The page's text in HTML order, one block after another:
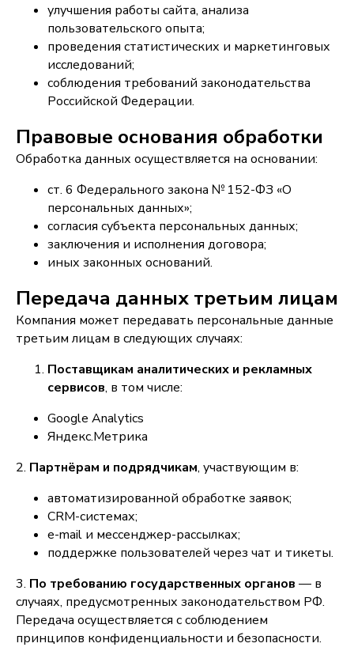
улучшения работы сайта, анализа
пользовательского опыта;
проведения статистических и маркетинговых
исследований;
соблюдения требований законодательства
Российской Федерации.
Правовые основания обработки
Обработка данных осуществляется на основании:
ст. 6 Федерального закона № 152-ФЗ «О
персональных данных»;
согласия субъекта персональных данных;
заключения и исполнения договора;
иных законных оснований.
Передача данных третьим лицам
Компания может передавать персональные данные
третьим лицам в следующих случаях:
Поставщикам аналитических и рекламных
сервисов, в том числе:
Google Analytics
Яндекс.Метрика
2. Партнёрам и подрядчикам, участвующим в:
автоматизированной обработке заявок;
CRM-системах;
e-mail и мессенджер-рассылках;
поддержке пользователей через чат и тикеты.
3. По требованию государственных органов — в
случаях, предусмотренных законодательством РФ.
Передача осуществляется с соблюдением
принципов конфиденциальности и безопасности.